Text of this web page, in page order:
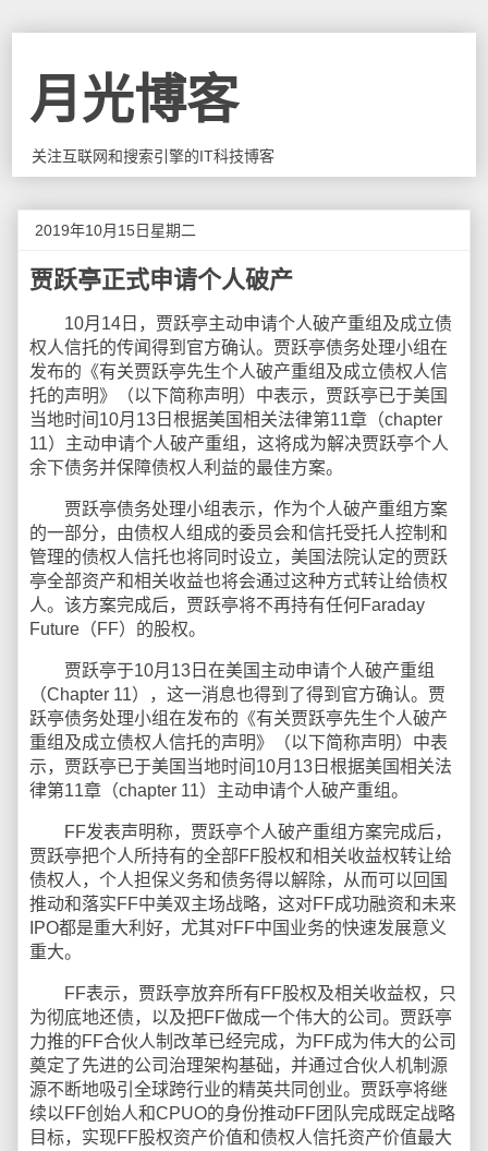
月光博客
关注互联网和搜索引擎的IT科技博客
2019年10月15日星期二
贾跃亭正式申请个人破产
10月14日，贾跃亭主动申请个人破产重组及成立债
权人信托的传闻得到官方确认。贾跃亭债务处理小组在
发布的《有关贾跃亭先生个人破产重组及成立债权人信
托的声明》（以下简称声明）中表示，贾跃亭已于美国
当地时间10月13日根据美国相关法律第11章（chapter
11）主动申请个人破产重组，这将成为解决贾跃亭个人
余下债务并保障债权人利益的最佳方案。
贾跃亭债务处理小组表示，作为个人破产重组方案
的一部分，由债权人组成的委员会和信托受托人控制和
管理的债权人信托也将同时设立，美国法院认定的贾跃
亭全部资产和相关收益也将会通过这种方式转让给债权
人。该方案完成后，贾跃亭将不再持有任何Faraday
Future（FF）的股权。
贾跃亭于10月13日在美国主动申请个人破产重组
（Chapter 11），这一消息也得到了得到官方确认。贾
跃亭债务处理小组在发布的《有关贾跃亭先生个人破产
重组及成立债权人信托的声明》（以下简称声明）中表
示，贾跃亭已于美国当地时间10月13日根据美国相关法
律第11章（chapter 11）主动申请个人破产重组。
FF发表声明称，贾跃亭个人破产重组方案完成后，
贾跃亭把个人所持有的全部FF股权和相关收益权转让给
债权人，个人担保义务和债务得以解除，从而可以回国
推动和落实FF中美双主场战略，这对FF成功融资和未来
IPO都是重大利好，尤其对FF中国业务的快速发展意义
重大。
FF表示，贾跃亭放弃所有FF股权及相关收益权，只
为彻底地还债，以及把FF做成一个伟大的公司。贾跃亭
力推的FF合伙人制改革已经完成，为FF成为伟大的公司
奠定了先进的公司治理架构基础，并通过合伙人机制源
源不断地吸引全球跨行业的精英共同创业。贾跃亭将继
续以FF创始人和CPUO的身份推动FF团队完成既定战略
目标，实现FF股权资产价值和债权人信托资产价值最大